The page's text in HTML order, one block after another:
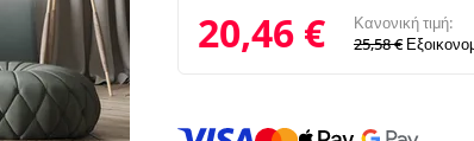
20,46 €
Κανονική τιμή:
25,58 €